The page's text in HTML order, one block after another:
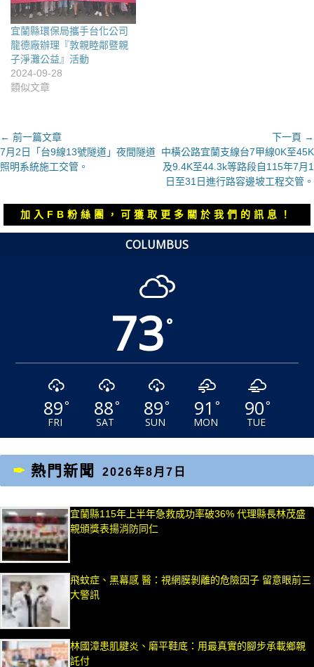
宜蘭縣環保局攜手台化公司
龍德廠辦理『敦親睦鄰暨親
子淨灘公益』活動
2024-09-28
類似文章
文
章
導
← 前一篇文章
上
一
7月2日「台9線13號隧道」夜間隧道
照明系統施工交管。
下一頁 →
下
一
章：
中橫公路宜蘭支線台7甲線0K至45K
及9.4K至44.3k等路段自115年7月1
日至31日進行路容邊坡工程交管。
加入FB粉絲團，可獲取更多關於我們的訊息！
COLUMBUS
73°
89°
FRI
88°
SAT
89°
SUN
91 °
MON
90°
TUE
熱門新聞 2026年8月7日
宜蘭縣115年上半年急救成功率破36% 代理縣長林茂盛
親頒獎表揚消防同仁
飛蚊症、黑幕感 醫：視網膜剝離的危險因子 留意眼前三
大警訊
林國漳患肌腱炎、磨平鞋底：用最真實的腳步承載鄉親
託付